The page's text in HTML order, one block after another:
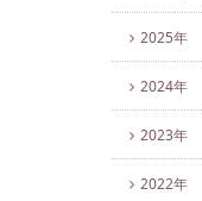
2025年
2024年
2023年
2022年